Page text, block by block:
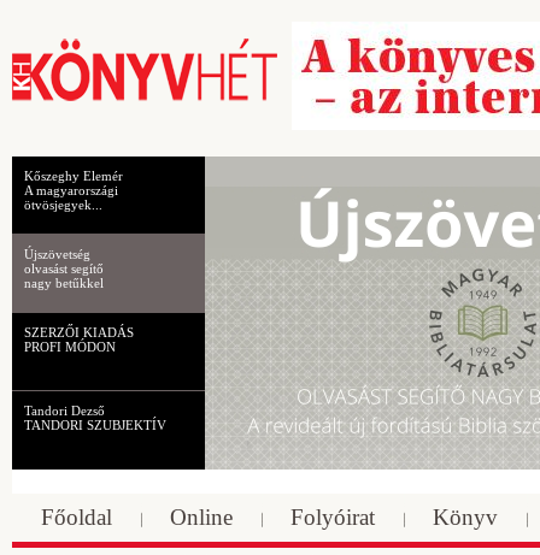
Kőszeghy Elemér
A magyarországi
ötvösjegyek...
Újszövetség
olvasást segítő
nagy betűkkel
SZERZŐI KIADÁS
PROFI MÓDON
Tandori Dezső
TANDORI SZUBJEKTÍV
Főoldal Online Folyóirat Könyv